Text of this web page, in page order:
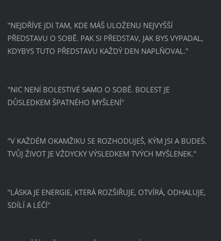
"NEJDŘÍVE JDI TAM, KDE MÁŠ ULOŽENU NEJVYŠŠÍ
PŘEDSTAVU O SOBĚ. PAK SI PŘEDSTAV, JAK BYS VYPADAL,
KDYBYS TUTO PŘEDSTAVU KAŽDÝ DEN NAPLŇOVAL."
"NIC NENÍ BOLESTIVÉ SAMO O SOBĚ. BOLEST JE
DŮSLEDKEM ŠPATNÉHO MYŠLENÍ"
"V KAŽDÉM OKAMŽIKU SE ROZHODUJEŠ, KÝM JSI A BUDEŠ.
TVŮJ ŽIVOT JE VŽDYCKY VÝSLEDKEM TVÝCH MYŠLENEK."
"LÁSKA JE ENERGIE, KTERÁ ROZŠIŘUJE, OTVÍRÁ, ODHALUJE,
SDÍLÍ A LÉČÍ"